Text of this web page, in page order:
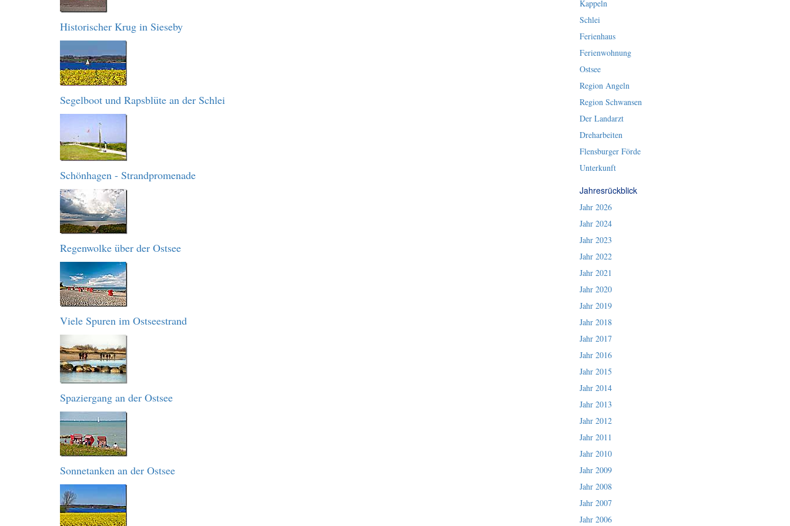
Historischer Krug in Sieseby
Segelboot und Rapsblüte an der Schlei
Schönhagen - Strandpromenade
Regenwolke über der Ostsee
Viele Spuren im Ostseestrand
Spaziergang an der Ostsee
Sonnetanken an der Ostsee
Kappeln
Schlei
Ferienhaus
Ferienwohnung
Ostsee
Region Angeln
Region Schwansen
Der Landarzt
Dreharbeiten
Flensburger Förde
Unterkunft
Jahresrückblick
Jahr 2026
Jahr 2024
Jahr 2023
Jahr 2022
Jahr 2021
Jahr 2020
Jahr 2019
Jahr 2018
Jahr 2017
Jahr 2016
Jahr 2015
Jahr 2014
Jahr 2013
Jahr 2012
Jahr 2011
Jahr 2010
Jahr 2009
Jahr 2008
Jahr 2007
Jahr 2006